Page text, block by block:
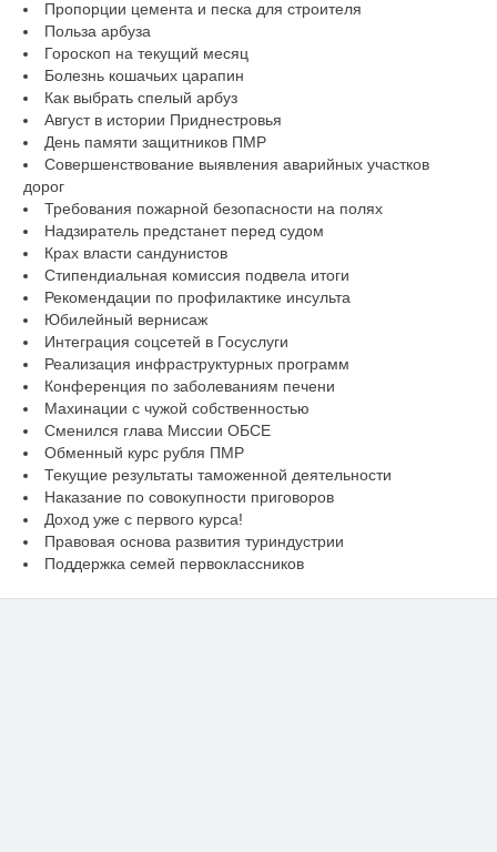
Пропорции цемента и песка для строителя
Польза арбуза
Гороскоп на текущий месяц
Болезнь кошачьих царапин
Как выбрать спелый арбуз
Август в истории Приднестровья
День памяти защитников ПМР
Совершенствование выявления аварийных участков
дорог
Требования пожарной безопасности на полях
Надзиратель предстанет перед судом
Крах власти сандунистов
Стипендиальная комиссия подвела итоги
Рекомендации по профилактике инсульта
Юбилейный вернисаж
Интеграция соцсетей в Госуслуги
Реализация инфраструктурных программ
Конференция по заболеваниям печени
Махинации с чужой собственностью
Сменился глава Миссии ОБСЕ
Обменный курс рубля ПМР
Текущие результаты таможенной деятельности
Наказание по совокупности приговоров
Доход уже с первого курса!
Правовая основа развития туриндустрии
Поддержка семей первоклассников